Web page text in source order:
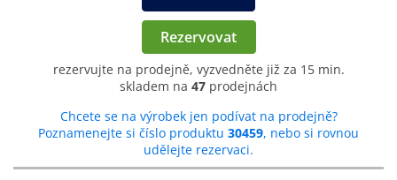
Rezervovat
rezervujte na prodejně, vyzvedněte již za 15 min.
skladem na 47 prodejnách
Chcete se na výrobek jen podívat na prodejně?
Poznamenejte si číslo produktu 30459, nebo si rovnou
udělejte rezervaci.